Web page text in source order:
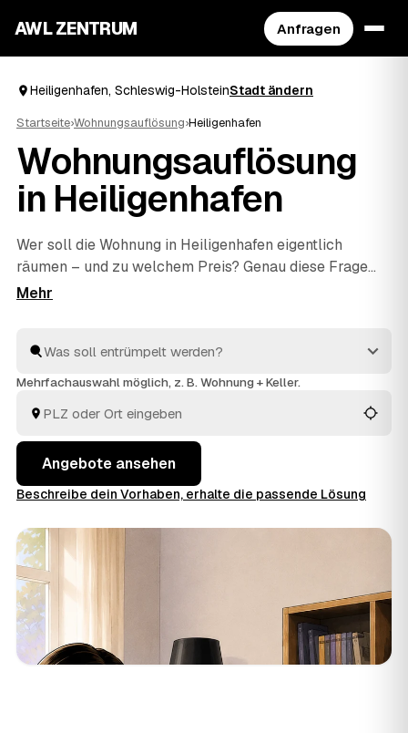
AWL ZENTRUM Anfragen
Heiligenhafen, Schleswig-HolsteinStadt ändern
Startseite›Wohnungsauflösung›Heiligenhafen
Wohnungsauflösung
in Heiligenhafen
Wer soll die Wohnung in Heiligenhafen eigentlich
räumen – und zu welchem Preis? Genau diese Frage
klären Sie mit AWL in einer einzigen Anfrage: Sie
antworten mit ihrem Festpreis. Räumen, fachgerecht
entsorgen und besenrein an den Vermieter übergeben
auswählen, das am besten passt.
Mehrfachauswahl möglich, z. B. Wohnung + Keller.
Angebote ansehen
Beschreibe dein Vorhaben, erhalte die passende Lösung